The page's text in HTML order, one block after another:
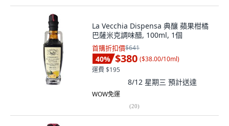
La Vecchia Dispensa 典釀 蘋果柑橘
巴薩米克調味醋, 100ml, 1個
首購折扣價$641
40% $380 ($38.00/10ml)
運費 $195
8/12 星期三 預計送達
WOW免運
(20)